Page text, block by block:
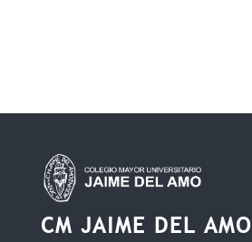
CM JAIME DEL AMO